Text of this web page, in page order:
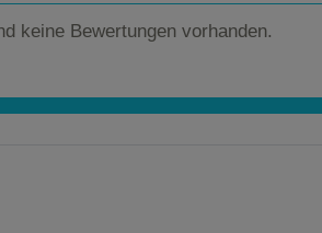
keine Bewertungen vorhanden.